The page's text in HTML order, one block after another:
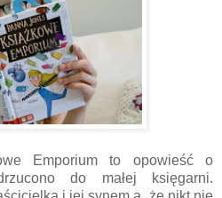
Emporium to opowieść o
do małej księgarni.